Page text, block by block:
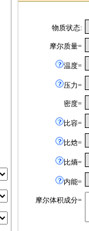
物质状态:
摩尔质量=
温度=
压力=
密度=
比容=
比焓=
比熵=
内能=
摩尔体积成分=